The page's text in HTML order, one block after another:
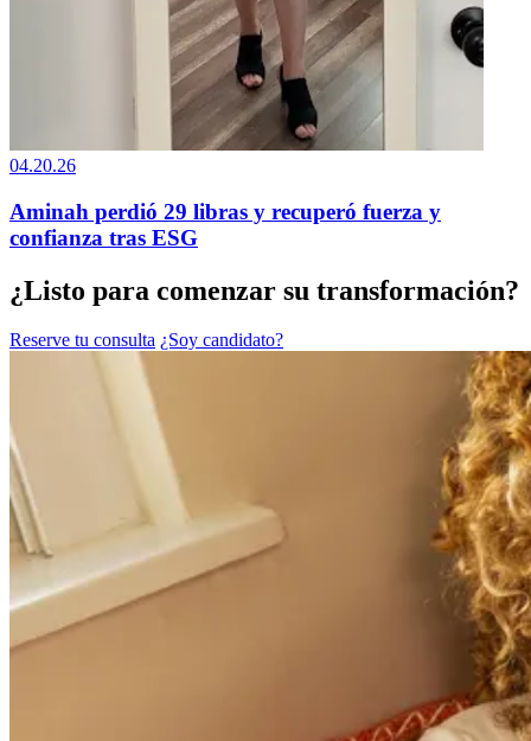
04.20.26
Aminah perdió 29 libras y recuperó fuerza y
confianza tras ESG
¿Listo para comenzar su transformación?
Reserve tu consulta ¿Soy candidato?